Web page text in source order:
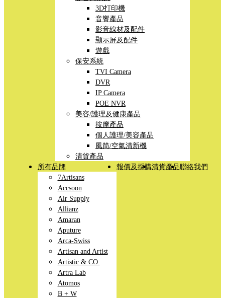
3D打印機
音響產品
影音線材及配件
顯示屏及配件
遊戲
保安系統
TVI Camera
DVR
IP Camera
POE NVR
美容/護理及健康產品
按摩產品
個人護理/美容產品
風筒/空氣清新機
清貨產品
所有品牌
7Artisans
Accsoon
Air Supply
Allianz
Amaran
Aputure
Arca-Swiss
Artisan and Artist
Artistic & CO.
Artra Lab
Atomos
B + W
報價及採購清貨產品聯絡我們